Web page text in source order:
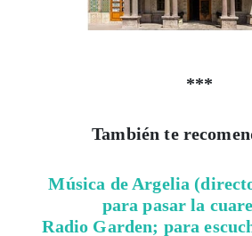
***
También te
Música de Argelia
para pasar la
Radio Garden; para